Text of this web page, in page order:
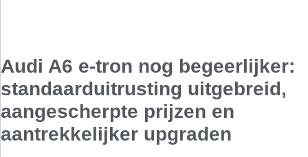
Audi A6 e-tron nog begeerlijker:
standaarduitrusting uitgebreid,
aangescherpte prijzen en
aantrekkelijker upgraden